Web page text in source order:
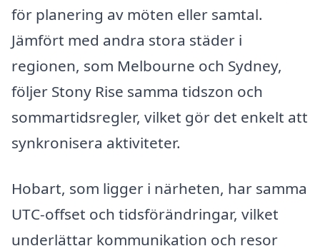
för planering av möten eller samtal.
Jämfört med andra stora städer i
regionen, som Melbourne och Sydney,
följer Stony Rise samma tidszon och
sommartidsregler, vilket gör det enkelt att
synkronisera aktiviteter.
Hobart, som ligger i närheten, har samma
UTC-offset och tidsförändringar, vilket
underlättar kommunikation och resor